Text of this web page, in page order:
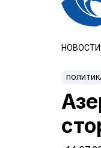
НОВОСТИ